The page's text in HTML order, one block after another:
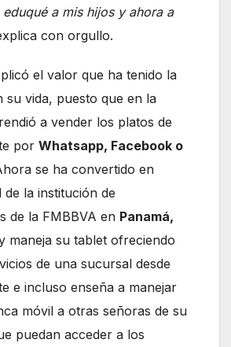
a mis hijos y ahora a
con orgullo.
el valor que ha tenido la
su vida, puesto que en la
a vender los platos de
por Whatsapp, Facebook o
se ha convertido en
la institución de
de la FMBBVA en Panamá,
maneja su tablet ofreciendo
de una sucursal desde
e incluso enseña a manejar
móvil a otras señoras de su
puedan acceder a los